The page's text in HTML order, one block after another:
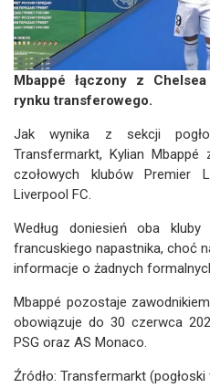
Mbappé łączony z
rynku transferowego.
Jak wynika z sekcji
Transfermarkt, Kylian
czołowych klubów
Liverpool FC.
Według doniesień oba
francuskiego napastnika, choć
informacje o żadnych
Mbappé pozostaje
obowiązuje do 30 czerwca
PSG oraz AS Monaco.
Źródło: Transfermarkt